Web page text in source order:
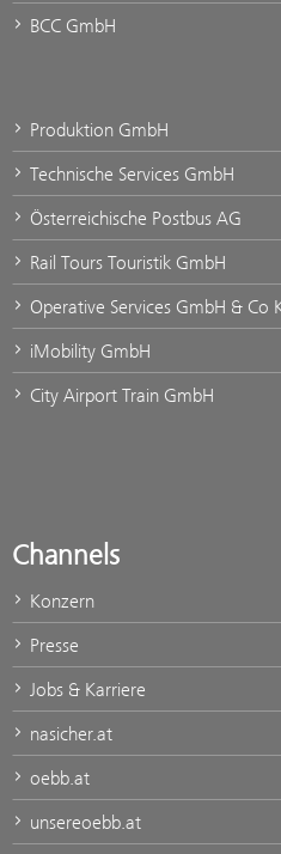
BCC GmbH
Produktion GmbH
Technische Services GmbH
Österreichische Postbus AG
Rail Tours Touristik GmbH
Operative Services GmbH & Co
iMobility GmbH
City Airport Train GmbH
Channels
Konzern
Presse
Jobs & Karriere
nasicher.at
oebb.at
unsereoebb.at